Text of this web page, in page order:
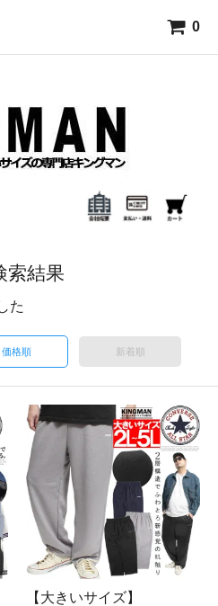
0
索結果
た
価格順 新着順
【大きいサイズ】